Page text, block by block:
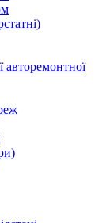
авторемонтної